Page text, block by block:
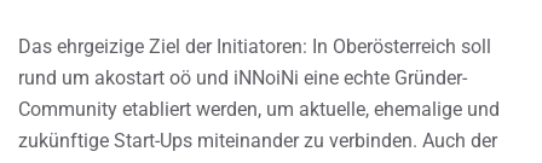
Das ehrgeizige Ziel der Initiatoren: In Oberösterreich soll
rund um akostart oö und iNNoiNi eine echte Gründer-
Community etabliert werden, um aktuelle, ehemalige und
zukünftige Start-Ups miteinander zu verbinden. Auch der